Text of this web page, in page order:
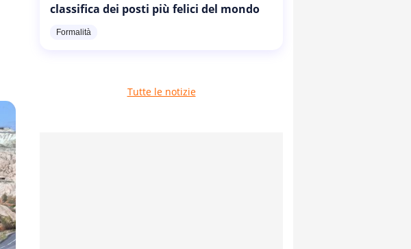
classifica dei posti più felici del mondo
Formalità
Tutte le notizie